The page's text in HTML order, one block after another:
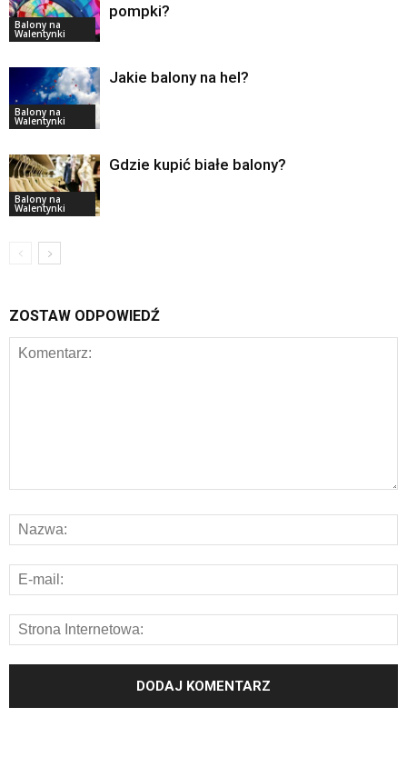
Balony na
Walentynki
pompki?
Balony na
Walentynki
Jakie balony na hel?
Balony na
Walentynki
Gdzie kupić białe balony?
ZOSTAW ODPOWIEDŹ